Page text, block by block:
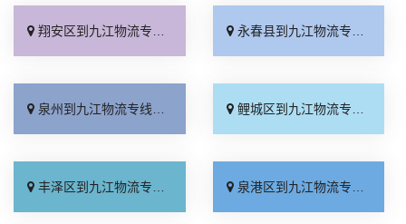
翔安区到九江物流专线_要几天到「价位合理」 永春县到九江物流专线_零担配货「全境配送」
泉州到九江物流专线_收费介绍「直达往返」 鲤城区到九江物流专线_快运直达「资质齐全」
丰泽区到九江物流专线_一站式托运「实时跟踪 」 泉港区到九江物流专线_整车配货「市县派送」